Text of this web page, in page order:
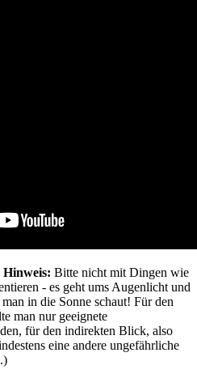
Hinweis: Bitte nicht mit Dingen wie
- es geht ums Augenlicht und
in die Sonne schaut! Für den
man nur geeignete
für den indirekten Blick, also
eine andere ungefährliche